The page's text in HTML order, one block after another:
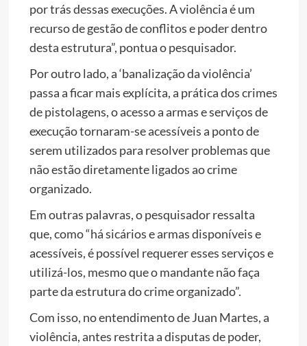
por trás dessas execuções. A violência é um
recurso de gestão de conflitos e poder dentro
desta estrutura”, pontua o pesquisador.
Por outro lado, a ‘banalização da violência’
passa a ficar mais explícita, a prática dos crimes
de pistolagens, o acesso a armas e serviços de
execução tornaram-se acessíveis a ponto de
serem utilizados para resolver problemas que
não estão diretamente ligados ao crime
organizado.
Em outras palavras, o pesquisador ressalta
que, como “há sicários e armas disponíveis e
acessíveis, é possível requerer esses serviços e
utilizá-los, mesmo que o mandante não faça
parte da estrutura do crime organizado”.
Com isso, no entendimento de Juan Martes, a
violência, antes restrita a disputas de poder,